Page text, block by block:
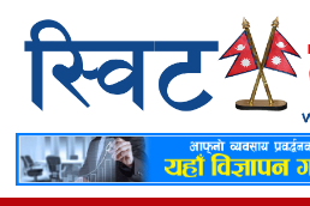
समाचार
स्थानीय
मनोरञ्जन